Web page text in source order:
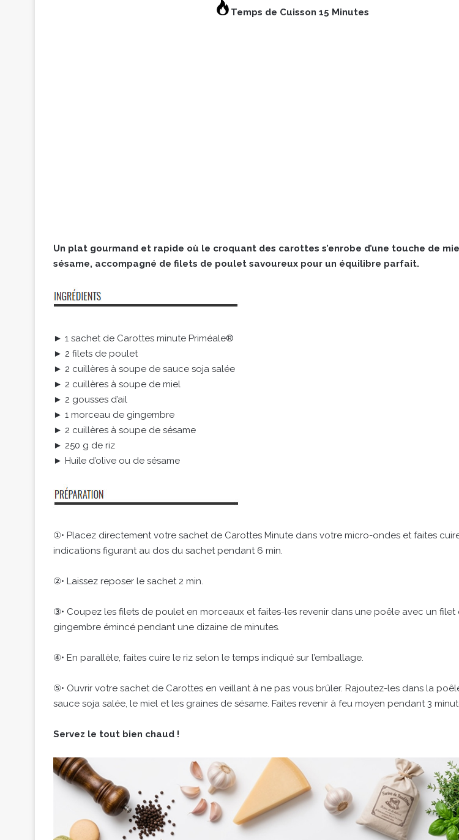
Temps de Cuisson 15 Minutes
Un plat gourmand et rapide où le croquant des carottes s’enrobe d’une touche de
sésame, accompagné de filets de poulet savoureux pour un équilibre parfait.
► 1 sachet de Carottes minute Priméale®
► 2 filets de poulet
► 2 cuillères à soupe de sauce soja salée
► 2 cuillères à soupe de miel
► 2 gousses d’ail
► 1 morceau de gingembre
► 2 cuillères à soupe de sésame
► 250 g de riz
► Huile d’olive ou de sésame
①• Placez directement votre sachet de Carottes Minute dans votre micro-ondes et faites
indications figurant au dos du sachet pendant 6 min.
②• Laissez reposer le sachet 2 min.
③• Coupez les filets de poulet en morceaux et faites-les revenir dans une poêle avec un filet
gingembre émincé pendant une dizaine de minutes.
④• En parallèle, faites cuire le riz selon le temps indiqué sur l’emballage.
⑤• Ouvrir votre sachet de Carottes en veillant à ne pas vous brûler. Rajoutez-les dans la
sauce soja salée, le miel et les graines de sésame. Faites revenir à feu moyen pendant 3
Servez le tout bien chaud !